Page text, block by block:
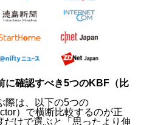
に確認すべき5つのKBF（比
際は、以下の5つの
）で横断比較するのが正
だけで選ぶと「思ったより伸